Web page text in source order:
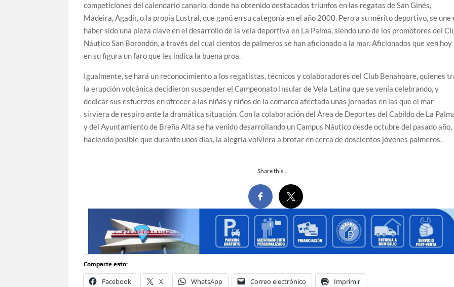
competiciones del calendario canario, donde ha obtenido destacados triunfos en las regatas de San Ginés,
Madeira, Agadir, o la propia Lustral, que ganó en su categoría en el año 2000. Pero a su mérito deportivo, se une
haber sido una pieza clave en el desarrollo de la vela deportiva en La Palma, siendo uno de los promotores del
Náutico San Borondón, a través del cual cientos de palmeros se han aficionado a la mar. Aficionados que ven hoy
en su figura un faro que les indica la buena proa.
Igualmente, se hará un reconocimiento a los regatistas, técnicos y colaboradores del Club Benahoare, quienes
la erupción volcánica decidieron suspender el Campeonato Insular de Vela Latina que se venía celebrando, y
dedicar sus esfuerzos en ofrecer a las niñas y niños de la comarca afectada unas jornadas en las que el mar
sirviera de respiro ante la dramática situación. Con la colaboración del Área de Deportes del Cabildo de La
y del Ayuntamiento de Breña Alta se ha venido desarrollando un Campus Náutico desde octubre del pasado año,
haciendo posible que durante unos días, la alegría volviera a brotar en cerca de doscientos jóvenes palmeros.
Share this…
Comparte esto:
Facebook X WhatsApp Correo electrónico Imprimir